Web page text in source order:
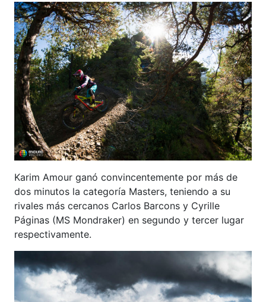
Karim Amour ganó convincentemente por más de
dos minutos la categoría Masters, teniendo a su
rivales más cercanos Carlos Barcons y Cyrille
Páginas (MS Mondraker) en segundo y tercer lugar
respectivamente.